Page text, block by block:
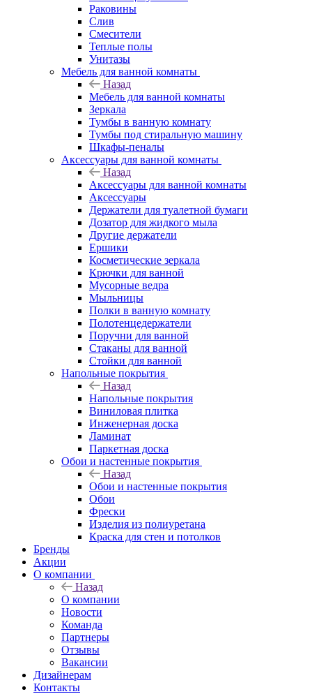
Раковины
Слив
Смесители
Теплые полы
Унитазы
Мебель для ванной комнаты
Назад
Мебель для ванной комнаты
Зеркала
Тумбы в ванную комнату
Тумбы под стиральную машину
Шкафы-пеналы
Аксессуары для ванной комнаты
Назад
Аксессуары для ванной комнаты
Аксессуары
Держатели для туалетной бумаги
Дозатор для жидкого мыла
Другие держатели
Ершики
Косметические зеркала
Крючки для ванной
Мусорные ведра
Мыльницы
Полки в ванную комнату
Полотенцедержатели
Поручни для ванной
Стаканы для ванной
Стойки для ванной
Напольные покрытия
Назад
Напольные покрытия
Виниловая плитка
Инженерная доска
Ламинат
Паркетная доска
Обои и настенные покрытия
Назад
Обои и настенные покрытия
Обои
Фрески
Изделия из полиуретана
Краска для стен и потолков
Бренды
Акции
О компании
Назад
О компании
Новости
Команда
Партнеры
Отзывы
Вакансии
Дизайнерам
Контакты